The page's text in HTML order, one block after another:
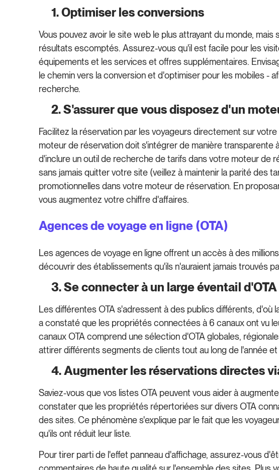
1. Optimiser les conversions
Vous pouvez avoir le site web le plus attrayant du monde,
résultats escomptés. Assurez-vous qu'il est facile pour les
équipements et les services et offres supplémentaires.
le chemin vers la conversion et d'optimiser pour les mobiles -
recherche.
2. S'assurer que vous disposez d'un
Facilitez la réservation par les voyageurs directement sur
moteur de réservation doit s'intégrer de manière
d'inclure un outil de recherche de tarifs dans votre moteur de
sans jamais quitter votre site (veillez à maintenir la parité des
promotionnelles dans votre moteur de réservation. En
vous augmentez votre chiffre d'affaires.
Agences de voyage en ligne (OTA)
Les agences de voyage en ligne offrent un accès à des
découvrir des établissements qu'ils n'auraient jamais trouvés
3. Se connecter à un large éventail d'OTA
Les différentes OTA s'adressent à des publics différents,
a constaté que les propriétés connectées à 6 canaux ont vu
canaux OTA comprend une sélection d'OTA globales,
attirer différents segments de clients tout au long de l'année
4. Augmenter les réservations directes
Saviez-vous que vos listes OTA peuvent vous aider à
constater que les propriétés répertoriées sur divers OTA
des sites. Ce phénomène s'explique par le fait que les
qu'ils ont réduit leur liste.
Pour tirer parti de l'effet panneau d'affichage, assurez-vous